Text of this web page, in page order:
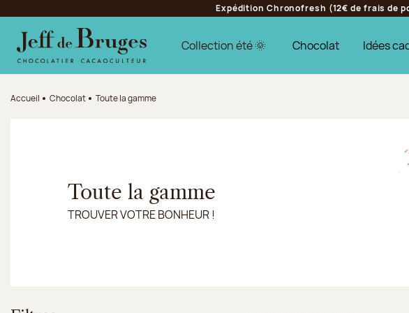
Aller au contenu principal
Aller au pied de page
Expédition Chronofresh (12€ de frais de
Collection été 🌞 Chocolat Idées
Accueil Chocolat Toute la gamme
Toute la gamme
TROUVER VOTRE BONHEUR !